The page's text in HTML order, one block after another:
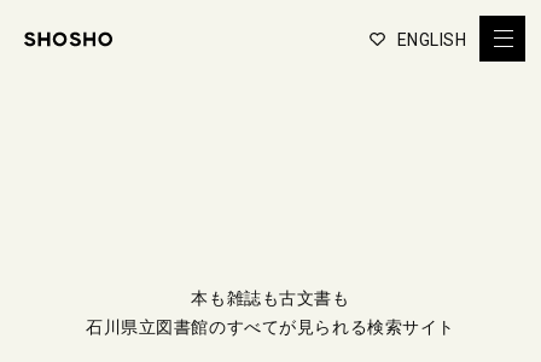
ENGLISH
本も雑誌も古文書も
石川県立図書館のすべてが見られる検索サイト